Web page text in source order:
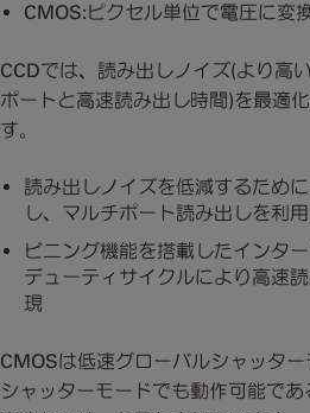
CMOS:ピクセル単位で電圧に変
CCDでは、読み出しノイズ(より高
ポートと高速読み出し時間)を最適
す。
読み出しノイズを低減するため
し、マルチポート読み出しを利
ビニング機能を搭載したインタ
デューティサイクルにより高速
現
CMOSは低速グローバルシャッタ
シャッターモードでも動作可能で